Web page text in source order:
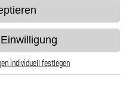
individuell festlegen